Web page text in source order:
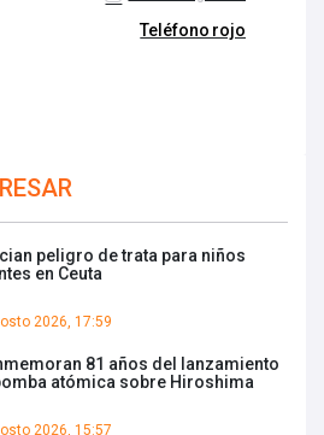
Teléfono rojo
peligro de trata para niños
en Ceuta
2026, 17:59
81 años del lanzamiento
atómica sobre Hiroshima
2026, 15:57